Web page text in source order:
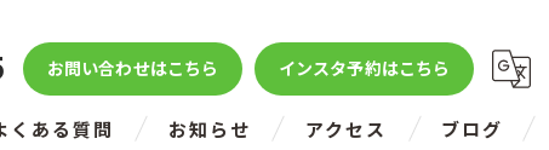
お問い合わせはこちら インスタ予約はこちら
くある質問 お知らせ アクセス ブログ